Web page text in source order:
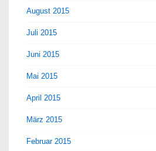
August 2015
Juli 2015
Juni 2015
Mai 2015
April 2015
März 2015
Februar 2015